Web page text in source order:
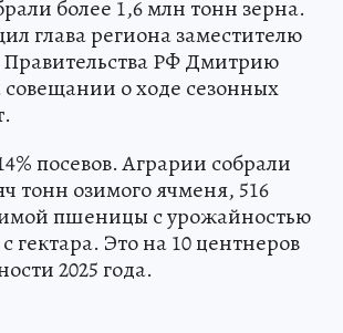
более 1,6 млн тонн зерна.
глава региона заместителю
Правительства РФ Дмитрию
о ходе сезонных
посевов. Аграрии собрали
тонн озимого ячменя, 516
пшеницы с урожайностью
гектара. Это на 10 центнеров
2025 года.